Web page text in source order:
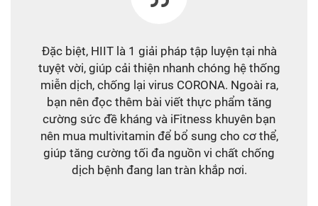
Đặc biệt, HIIT là 1 giải pháp tập luyện tại nhà
tuyệt vời, giúp cải thiện nhanh chóng hệ thống
miễn dịch, chống lại virus CORONA. Ngoài ra,
bạn nên đọc thêm bài viết thực phẩm tăng
cường sức đề kháng và iFitness khuyên bạn
nên mua multivitamin để bổ sung cho cơ thể,
giúp tăng cường tối đa nguồn vi chất chống
dịch bệnh đang lan tràn khắp nơi.